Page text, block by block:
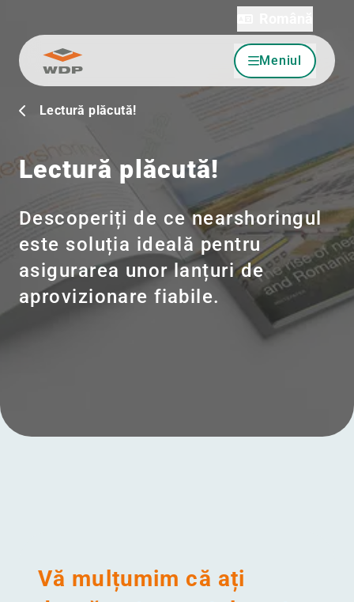
Sari la conținut Meniul
Lectură plăcută!
Lectură plăcută!
Descoperiți de ce nearshoringul
este soluția ideală pentru
asigurarea unor lanțuri de
aprovizionare fiabile.
Vă mulțumim că ați